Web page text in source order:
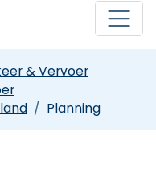
& Vervoer
Planning